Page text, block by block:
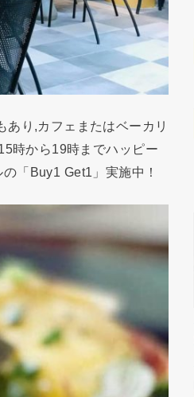
り,カフェまたはベーカリ
時から19時までハッピー
「Buy1 Get1」実施中！